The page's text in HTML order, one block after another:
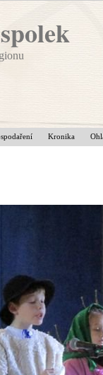
Kronika